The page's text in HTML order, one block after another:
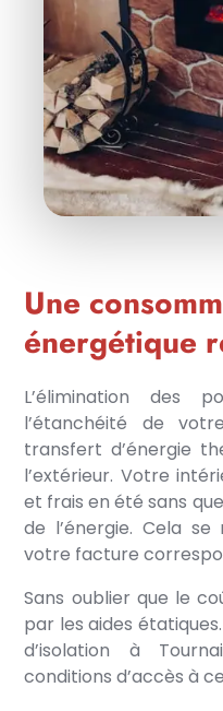
Une
énergétique
L’élimination des
l’étanchéité de
transfert d’énergie
l’extérieur. Votre
et frais en été sans
de l’énergie. Cela
votre facture
Sans oublier que le
par les aides
d’isolation à
conditions d’accès à